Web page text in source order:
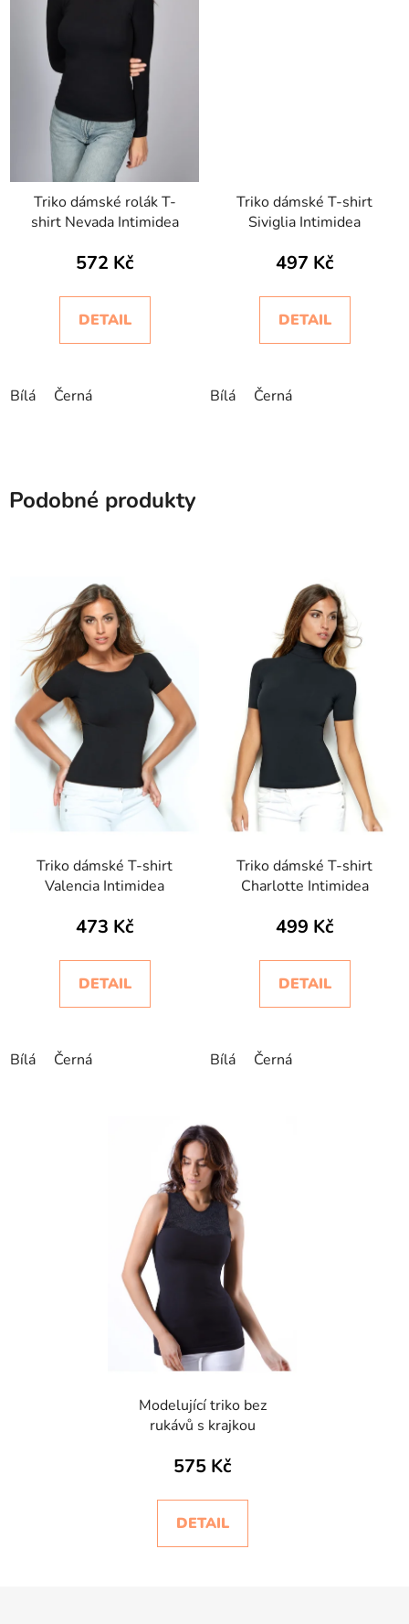
Triko dámské rolák T-
shirt Nevada Intimidea
572 Kč
DETAIL
Bílá Černá
Triko dámské T-shirt
Siviglia Intimidea
497 Kč
DETAIL
Bílá Černá
Podobné produkty
Triko dámské T-shirt
Valencia Intimidea
473 Kč
DETAIL
Bílá Černá
Triko dámské T-shirt
Charlotte Intimidea
499 Kč
DETAIL
Bílá Černá
Modelující triko bez
rukávů s krajkou
575 Kč
DETAIL